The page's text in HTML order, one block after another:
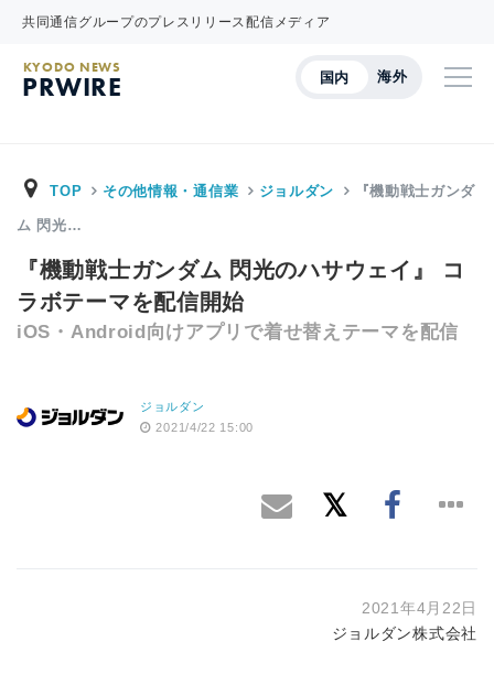
共同通信グループのプレスリリース配信メディア
国内 海外
KYODO NEWS
PRWIRE
TOP その他情報・通信業 ジョルダン 『機動戦士ガンダ
ム 閃光…
『機動戦士ガンダム 閃光のハサウェイ』 コ
ラボテーマを配信開始
iOS・Android向けアプリで着せ替えテーマを配信
ジョルダン
2021/4/22 15:00
2021年4月22日
ジョルダン株式会社